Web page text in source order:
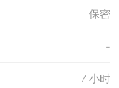
保密
-
7 小时